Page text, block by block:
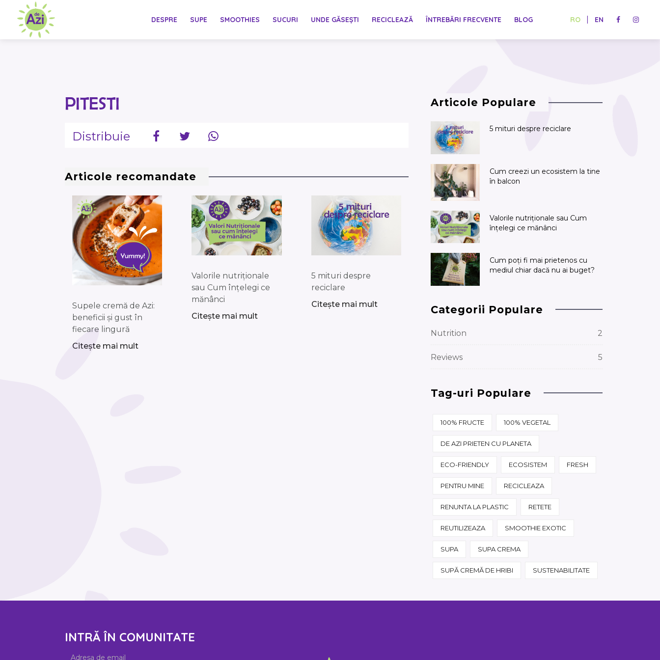
DESPRE SUPE SMOOTHIES SUCURI UNDE GĂSEȘTI RECICLEAZĂ ÎNTREBĂRI FRECVENTE BLOG RO EN
PITESTI
Distribuie
Articole recomandate
Supele cremă de Azi:
beneficii și gust în
fiecare lingură
Citește mai mult
Valorile nutriționale
sau Cum înțelegi ce
mănânci
Citește mai mult
5 mituri despre
reciclare
Citește mai mult
Articole Populare
5 mituri despre reciclare
Cum creezi un ecosistem la tine
în balcon
Valorile nutriționale sau Cum
înțelegi ce mănânci
Cum poți fi mai prietenos cu
mediul chiar dacă nu ai buget?
Categorii Populare
Nutrition 2
Reviews 5
Tag-uri Populare
100% FRUCTE 100% VEGETAL
DE AZI PRIETEN CU PLANETA
ECO-FRIENDLY ECOSISTEM FRESH
PENTRU MINE RECICLEAZA
RENUNTA LA PLASTIC RETETE
REUTILIZEAZA SMOOTHIE EXOTIC
SUPA SUPA CREMA
SUPĂ CREMĂ DE HRIBI SUSTENABILITATE
INTRĂ ÎN COMUNITATE